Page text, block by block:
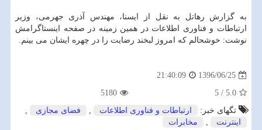
به گزارش رهاتل به نقل از ایسنا، مهندس آذری جهرمی، وزیر
ارتباطات و فناوری اطلاعات در همین زمینه در صفحه اینستاگرامش
نوشت: خوشحالم كه امروز لبخند رضایت را در چهره ایشان می بینم.
1396/06/25
21:40:09
5.0
/
5
5180
تگهای خبر:
ارتباطات و فناوری اطلاعات , فضای مجازی
,
اینترنت
, مخابرات